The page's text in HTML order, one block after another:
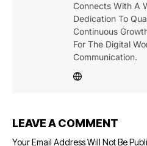
Connects With A
Dedication To
Continuous
For The Digital
Communication.
LEAVE A COMMENT
Your Email Address Will Not Be